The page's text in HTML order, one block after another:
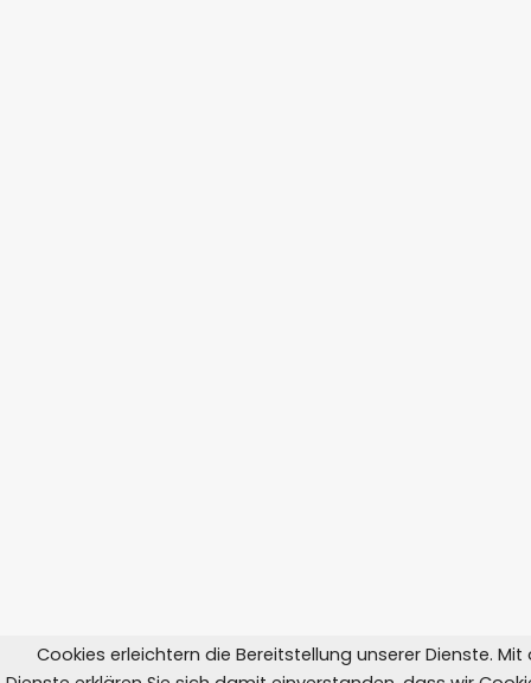
Cookies erleichtern die Bereitstellung unserer Dienste. Mit